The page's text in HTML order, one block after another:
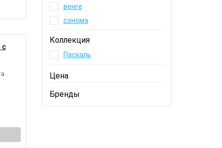
с
венге
сонома
Коллекция
Паскаль
Цена
Бренды